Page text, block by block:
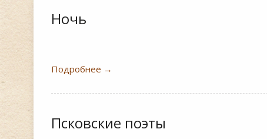
Ночь
Подробнее →
Псковские поэты